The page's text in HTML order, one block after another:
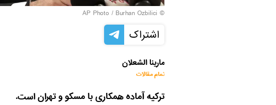
© AP Photo / Burhan Ozbilici
اشتراک
مارینا الشعلان
تمام مقالات
ترکیه آماده همکاری با مسکو و تهران است.